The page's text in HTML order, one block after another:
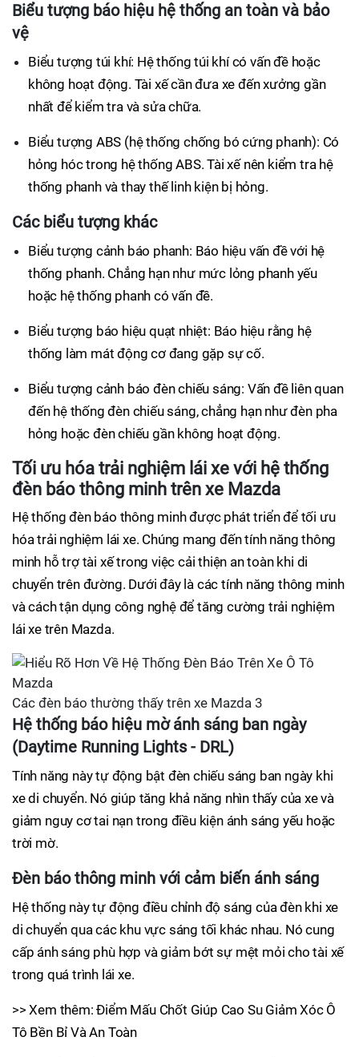
Biểu tượng báo hiệu hệ thống an toàn và bảo
vệ
Biểu tượng túi khí: Hệ thống túi khí có vấn đề hoặc
không hoạt động. Tài xế cần đưa xe đến xưởng gần
nhất để kiểm tra và sửa chữa.
Biểu tượng ABS (hệ thống chống bó cứng phanh): Có
hỏng hóc trong hệ thống ABS. Tài xế nên kiểm tra hệ
thống phanh và thay thế linh kiện bị hỏng.
Các biểu tượng khác
Biểu tượng cảnh báo phanh: Báo hiệu vấn đề với hệ
thống phanh. Chẳng hạn như mức lỏng phanh yếu
hoặc hệ thống phanh có vấn đề.
Biểu tượng báo hiệu quạt nhiệt: Báo hiệu rằng hệ
thống làm mát động cơ đang gặp sự cố.
Biểu tượng cảnh báo đèn chiếu sáng: Vấn đề liên quan
đến hệ thống đèn chiếu sáng, chẳng hạn như đèn pha
hỏng hoặc đèn chiếu gần không hoạt động.
Tối ưu hóa trải nghiệm lái xe với hệ thống
đèn báo thông minh trên xe Mazda
Hệ thống đèn báo thông minh được phát triển để tối ưu
hóa trải nghiệm lái xe. Chúng mang đến tính năng thông
minh hỗ trợ tài xế trong việc cải thiện an toàn khi di
chuyển trên đường. Dưới đây là các tính năng thông minh
và cách tận dụng công nghệ để tăng cường trải nghiệm
lái xe trên Mazda.
Các đèn báo thường thấy trên xe Mazda 3
Hệ thống báo hiệu mờ ánh sáng ban ngày
(Daytime Running Lights - DRL)
Tính năng này tự động bật đèn chiếu sáng ban ngày khi
xe di chuyển. Nó giúp tăng khả năng nhìn thấy của xe và
giảm nguy cơ tai nạn trong điều kiện ánh sáng yếu hoặc
trời mờ.
Đèn báo thông minh với cảm biến ánh sáng
Hệ thống này tự động điều chỉnh độ sáng của đèn khi xe
di chuyển qua các khu vực sáng tối khác nhau. Nó cung
cấp ánh sáng phù hợp và giảm bớt sự mệt mỏi cho tài xế
trong quá trình lái xe.
>> Xem thêm: Điểm Mấu Chốt Giúp Cao Su Giảm Xóc Ô
Tô Bền Bỉ Và An Toàn